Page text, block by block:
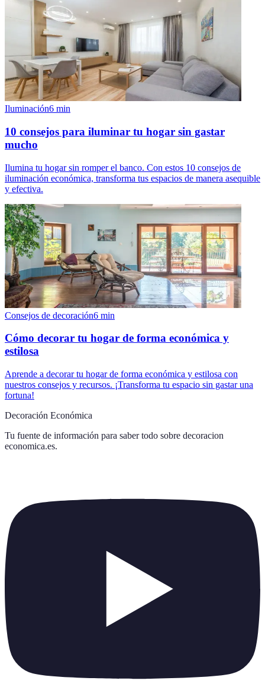
Iluminación6 min
10 consejos para iluminar tu hogar sin gastar
mucho
Ilumina tu hogar sin romper el banco. Con estos 10 consejos de
iluminación económica, transforma tus espacios de manera asequible
y efectiva.
Consejos de decoración6 min
Cómo decorar tu hogar de forma económica y
estilosa
Aprende a decorar tu hogar de forma económica y estilosa con
nuestros consejos y recursos. ¡Transforma tu espacio sin gastar una
fortuna!
Decoración Económica
Tu fuente de información para saber todo sobre decoracion
economica.es.